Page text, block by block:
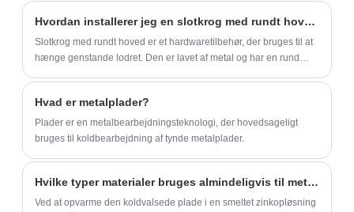
Hvordan installerer jeg en slotkrog med rundt hoved korrekt?
Slotkrog med rundt hoved er et hardwaretilbehør, der bruges til at
hænge genstande lodret. Den er lavet af metal og har en rund
Hvad er metalplader?
‌Plader er en metalbearbejdningsteknologi, der hovedsageligt
bruges til koldbearbejdning af tynde metalplader.
Hvilke typer materialer bruges almindeligvis til metalpladedele?
Ved at opvarme den koldvalsede plade i en smeltet zinkopløsning